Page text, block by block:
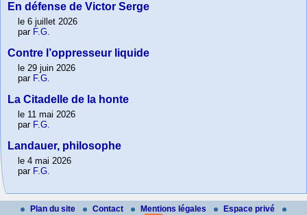
En défense de Victor Serge
le 6 juillet 2026
par F.G.
Contre l’oppresseur liquide
le 29 juin 2026
par F.G.
La Citadelle de la honte
le 11 mai 2026
par F.G.
Landauer, philosophe
le 4 mai 2026
par F.G.
Plan du site Contact Mentions légales Espace privé